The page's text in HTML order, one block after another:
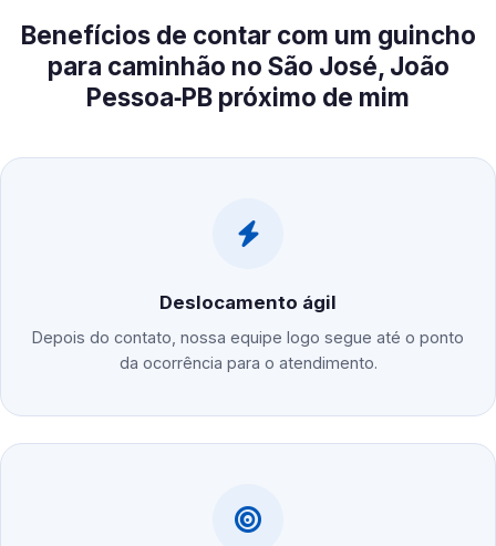
Benefícios de contar com um guincho
para caminhão no São José, João
Pessoa‑PB próximo de mim
Deslocamento ágil
Depois do contato, nossa equipe logo segue até o ponto
da ocorrência para o atendimento.